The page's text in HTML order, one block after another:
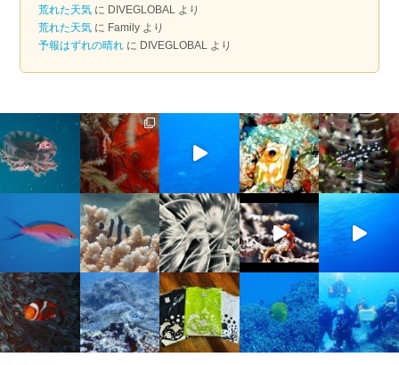
荒れた天気 に DIVEGLOBAL より
荒れた天気 に Family より
予報はずれの晴れ に DIVEGLOBAL より